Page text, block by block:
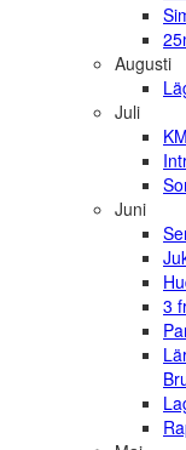
Augusti
Juli
Juni
3